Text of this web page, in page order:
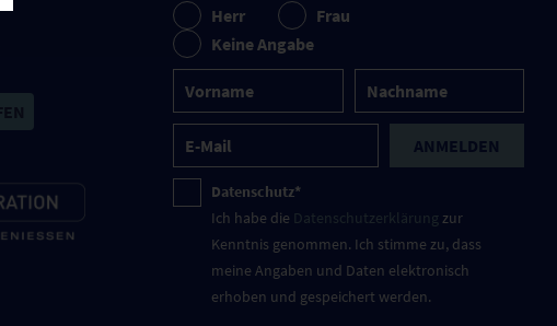
Herr
Frau
Keine Angabe
ANMELDEN
Datenschutz*
Ich habe die Datenschutzerklärung zur
Kenntnis genommen. Ich stimme zu, dass
meine Angaben und Daten elektronisch
erhoben und gespeichert werden.